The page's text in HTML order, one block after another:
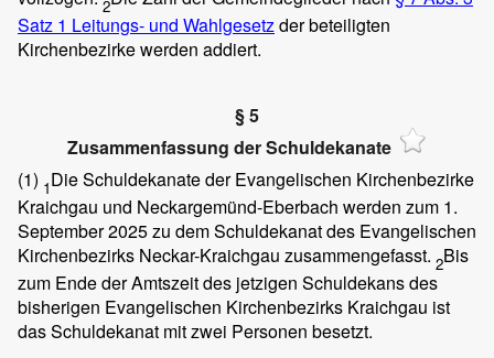
2
Satz 1 Leitungs- und Wahlgesetzder beteiligten
Kirchenbezirke werden addiert.
§ 5
Zusammenfassung der Schuldekanate
(1) 1Die Schuldekanate der Evangelischen Kirchenbezirke
Kraichgau und Neckargemünd-Eberbach werden zum 1.
September 2025 zu dem Schuldekanat des Evangelischen
Kirchenbezirks Neckar-Kraichgau zusammengefasst. 2Bis
zum Ende der Amtszeit des jetzigen Schuldekans des
bisherigen Evangelischen Kirchenbezirks Kraichgau ist
das Schuldekanat mit zwei Personen besetzt.